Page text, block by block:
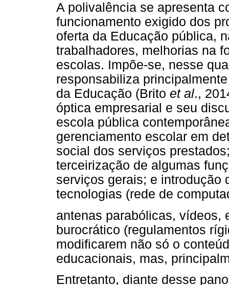
A polivalência se apresenta
funcionamento exigido dos
oferta da Educação pública,
trabalhadores, melhorias na
escolas. Impõe-se, nesse
responsabiliza
da Educação (Brito et al.,
óptica empresarial e seu
escola pública
gerenciamento escolar em
social dos serviços
terceirização de algumas
serviços gerais; e introdução
tecnologias (rede de
antenas parabólicas, vídeos,
burocrático (regulamentos
modificarem não só o
educacionais, mas,
Entretanto, diante desse